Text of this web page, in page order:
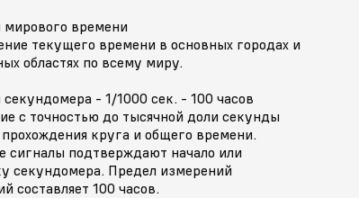
времени
текущего времени в основных городах и
областях по всему миру.
- 1/1000 сек. - 100 часов
с точностью до тысячной доли секунды
круга и общего времени.
сигналы подтверждают начало или
секундомера. Предел измерений
составляет 100 часов.